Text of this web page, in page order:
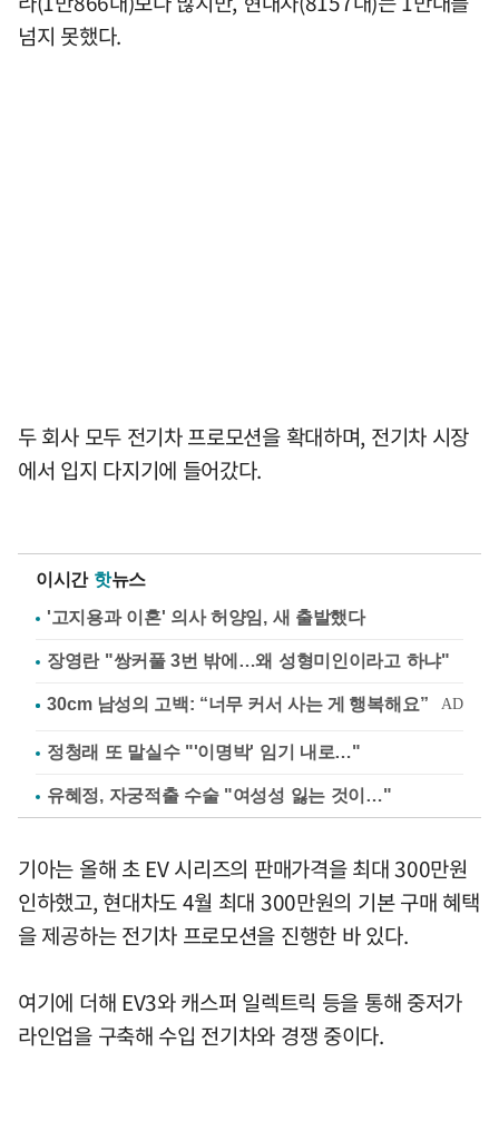
넘지 못했다.
두 회사 모두 전기차 프로모션을 확대하며, 전기차 시장
에서 입지 다지기에 들어갔다.
이시간 핫뉴스
'고지용과 이혼' 의사 허양임, 새 출발했다
장영란 "쌍커풀 3번 밖에…왜 성형미인이라고 하냐"
정청래 또 말실수 "'이명박' 임기 내로…"
유혜정, 자궁적출 수술 "여성성 잃는 것이…"
기아는 올해 초 EV 시리즈의 판매가격을 최대 300만원
인하했고, 현대차도 4월 최대 300만원의 기본 구매 혜택
을 제공하는 전기차 프로모션을 진행한 바 있다.
여기에 더해 EV3와 캐스퍼 일렉트릭 등을 통해 중저가
라인업을 구축해 수입 전기차와 경쟁 중이다.